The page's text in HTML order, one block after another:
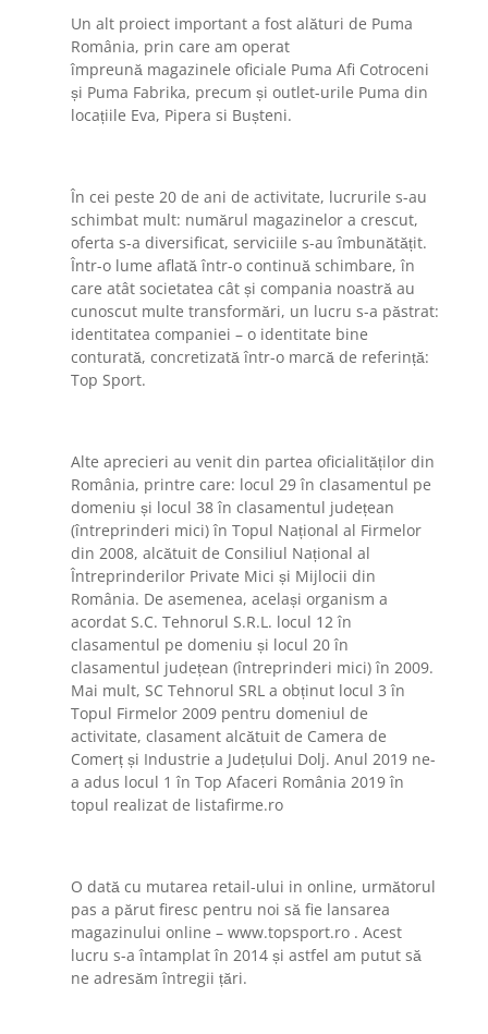
Un alt proiect important a fost alături de Puma
România, prin care am operat
împreună magazinele oficiale Puma Afi Cotroceni
și Puma Fabrika, precum și outlet-urile Puma din
locațiile Eva, Pipera si Bușteni.
În cei peste 20 de ani de activitate, lucrurile s-au
schimbat mult: numărul magazinelor a crescut,
oferta s-a diversificat, serviciile s-au îmbunătățit.
Într-o lume aflată într-o continuă schimbare, în
care atât societatea cât și compania noastră au
cunoscut multe transformări, un lucru s-a păstrat:
identitatea companiei – o identitate bine
conturată, concretizată într-o marcă de referință:
Top Sport.
Alte aprecieri au venit din partea oficialităților din
România, printre care: locul 29 în clasamentul pe
domeniu și locul 38 în clasamentul județean
(întreprinderi mici) în Topul Național al Firmelor
din 2008, alcătuit de Consiliul Național al
Întreprinderilor Private Mici și Mijlocii din
România. De asemenea, același organism a
acordat S.C. Tehnorul S.R.L. locul 12 în
clasamentul pe domeniu și locul 20 în
clasamentul județean (întreprinderi mici) în 2009.
Mai mult, SC Tehnorul SRL a obținut locul 3 în
Topul Firmelor 2009 pentru domeniul de
activitate, clasament alcătuit de Camera de
Comerț și Industrie a Județului Dolj. Anul 2019 ne-
a adus locul 1 în Top Afaceri România 2019 în
topul realizat de listafirme.ro
O dată cu mutarea retail-ului in online, următorul
pas a părut firesc pentru noi să fie lansarea
magazinului online – www.topsport.ro . Acest
lucru s-a întamplat în 2014 și astfel am putut să
ne adresăm întregii țări.